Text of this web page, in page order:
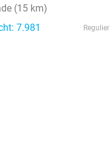
(15 km)
7.981
Regulier